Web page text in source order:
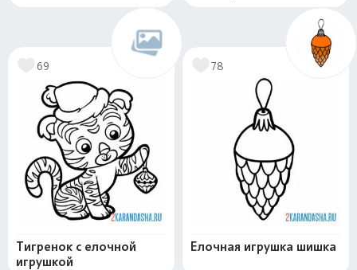
69
Тигренок с елочной
игрушкой
78
Елочная игрушка шишка